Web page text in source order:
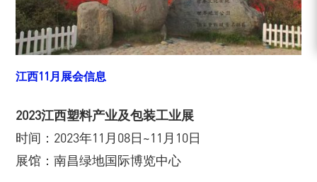
江西11月展会信息
2023江西塑料产业及包装工业展
时间：2023年11月08日~11月10日
展馆：南昌绿地国际博览中心